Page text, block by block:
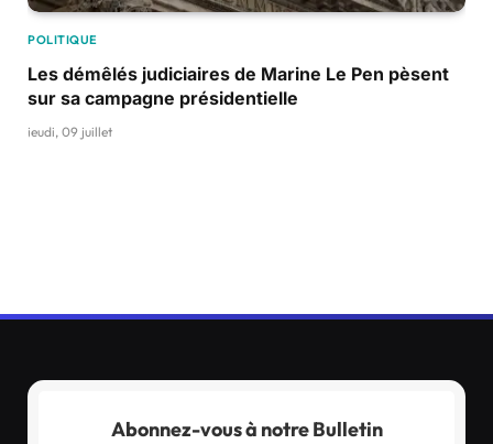
POLITIQUE
Les démêlés judiciaires de Marine Le Pen pèsent
sur sa campagne présidentielle
jeudi, 09 juillet
Abonnez-vous à notre Bulletin